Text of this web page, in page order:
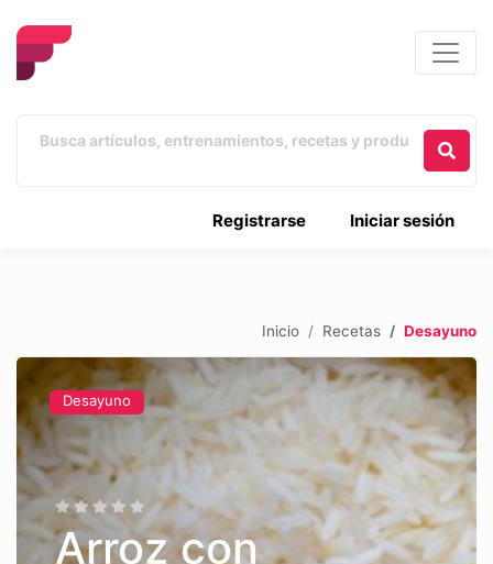
Iniciar sesión
Registrarse
Inicio Recetas Desayuno
Desayuno
Arroz con